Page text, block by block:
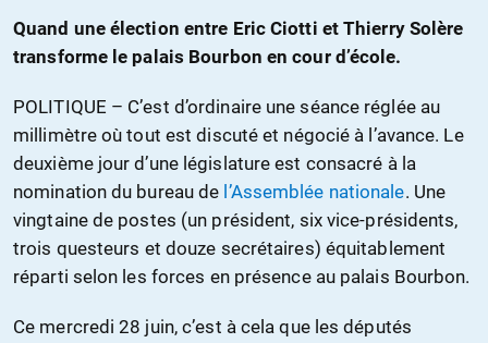
Quand une élection entre Eric Ciotti et Thierry Solère
transforme le palais Bourbon en cour d’école.
POLITIQUE – C’est d’ordinaire une séance réglée au
millimètre où tout est discuté et négocié à l’avance. Le
deuxième jour d’une législature est consacré à la
nomination du bureau de l’Assemblée nationale. Une
vingtaine de postes (un président, six vice-présidents,
trois questeurs et douze secrétaires) équitablement
réparti selon les forces en présence au palais Bourbon.
Ce mercredi 28 juin, c’est à cela que les députés